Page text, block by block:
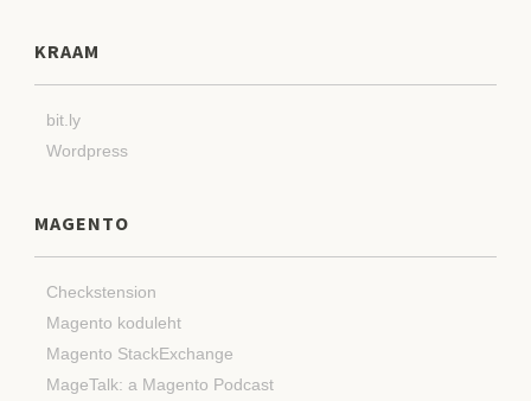
KRAAM
bit.ly
Wordpress
MAGENTO
Checkstension
Magento koduleht
Magento StackExchange
MageTalk: a Magento Podcast